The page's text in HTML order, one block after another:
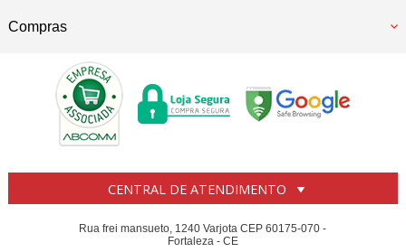
Compras
CENTRAL DE ATENDIMENTO
Rua frei mansueto, 1240 Varjota CEP 60175-070 -
Fortaleza - CE